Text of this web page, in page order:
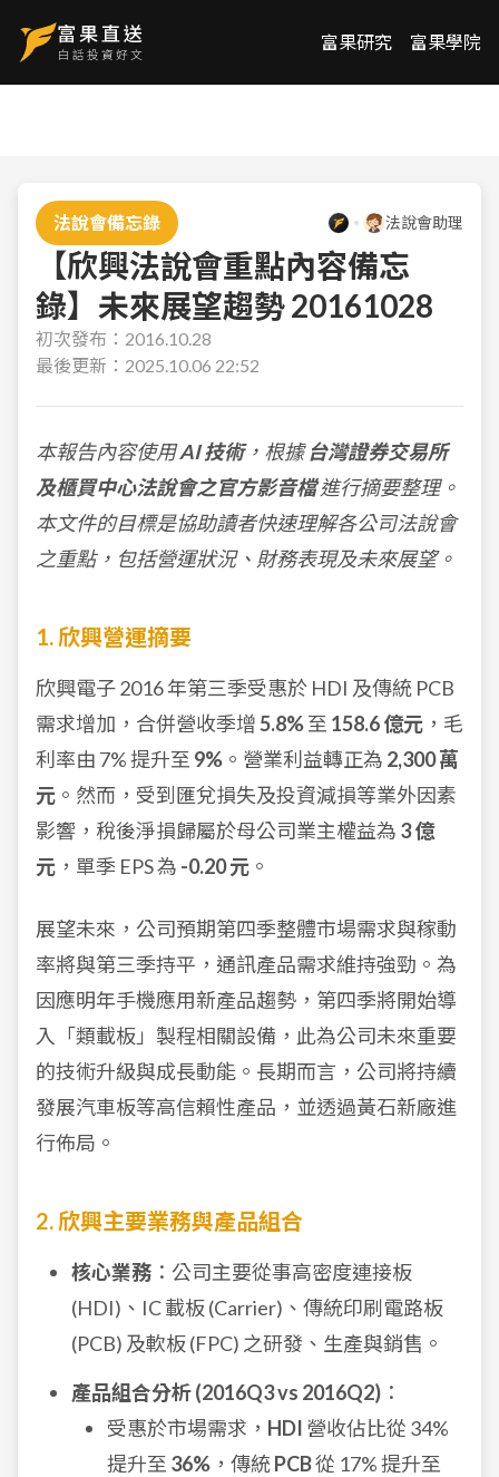
富果研究 富果學院
法說會備忘錄 法說會助理
【欣興法說會重點內容備忘
錄】未來展望趨勢 20161028
初次發布： 2016.10.28
最後更新： 2025.10.06 22:52
本報告內容使用AI 技術，根據台灣證券交易所
及櫃買中心法說會之官方影音檔進行摘要整理。
本文件的目標是協助讀者快速理解各公司法說會
之重點，包括營運狀況、財務表現及未來展望。
1. 欣興營運摘要
欣興電子 2016 年第三季受惠於 HDI 及傳統 PCB
需求增加，合併營收季增5.8%至 158.6 億元 ，毛
利率由 7% 提升至 9% 。營業利益轉正為 2,300 萬
元 。然而，受到匯兌損失及投資減損等業外因素
影響，稅後淨損歸屬於母公司業主權益為 3 億
元 ，單季 EPS 為 -0.20 元 。
展望未來，公司預期第四季整體市場需求與稼動
率將與第三季持平，通訊產品需求維持強勁。為
因應明年手機應用新產品趨勢，第四季將開始導
入「類載板」製程相關設備，此為公司未來重要
的技術升級與成長動能。長期而言，公司將持續
發展汽車板等高信賴性產品，並透過黃石新廠進
行佈局。
2. 欣興主要業務與產品組合
核心業務 ：公司主要從事高密度連接板
(HDI)、IC 載板 (Carrier)、傳統印刷電路板
(PCB) 及軟板 (FPC) 之研發、生產與銷售。
產品組合分析 (2016Q3 vs 2016Q2) ：
受惠於市場需求， HDI 營收佔比從 34%
提升至 36% ，傳統PCB從 17% 提升至